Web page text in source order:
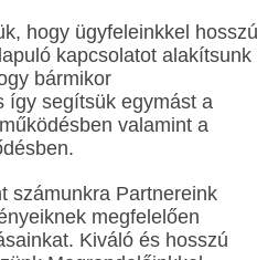
hogy ügyfeleinkkel hosszú
kapcsolatot alakítsunk
bármikor
így segítsük egymást a
valamint a
számunkra Partnereink
megfelelően
Kiváló és hosszú